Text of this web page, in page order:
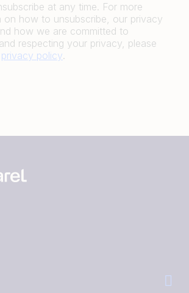
at any time. For more
on how to unsubscribe, our privacy
how we are committed to
respecting your privacy, please
privacy policy.